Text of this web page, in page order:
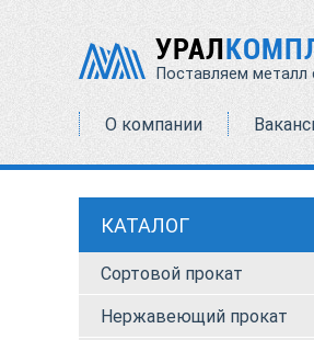
УРАЛ
Поставляем металл
О компании
КАТАЛОГ
Сортовой прокат
Нержавеющий прокат